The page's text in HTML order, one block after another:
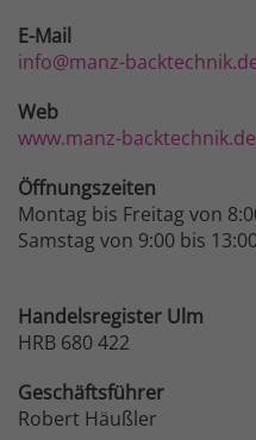
E-Mail
info@manz-
Web
www.manz-backtechnik.de
Öffnungszeiten
Montag bis Freitag von
Samstag von 9:00 bis
Handelsregister Ulm
HRB 680 422
Geschäftsführer
Robert Häußler